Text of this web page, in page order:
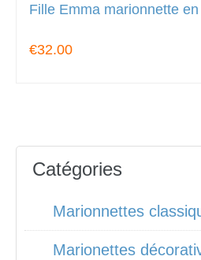
Fille Emma marionnette
€32.00
Catégories
Marionnettes
Marionettes